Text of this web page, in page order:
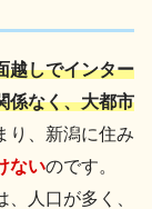
越しでインター
係なく、大都市
り、新潟に住み
ないのです。
人口が多く、